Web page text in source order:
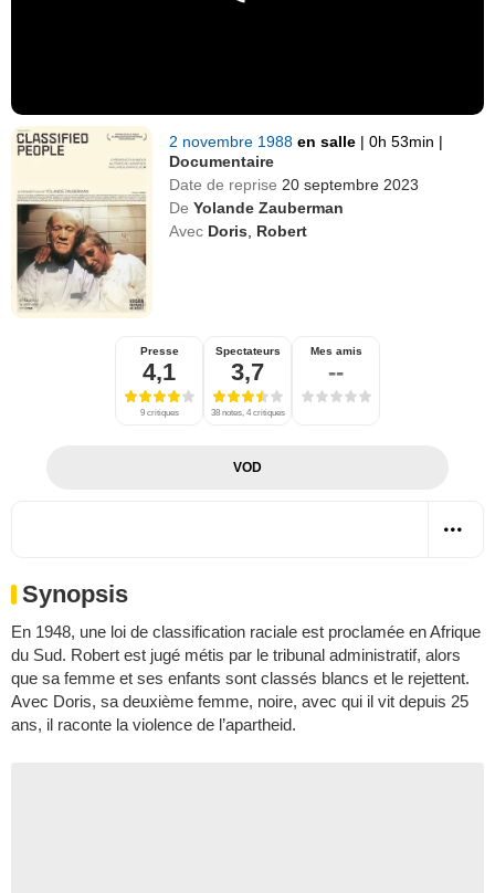
2 novembre 1988en salle | 0h 53min |
Documentaire
Date de reprise 20 septembre 2023
De Yolande Zauberman
Avec Doris Robert
Presse
4,1
9 critiques
Spectateurs
3,7
38 notes, 4 critiques
Mes amis
--
VOD
Synopsis
En 1948, une loi de classification raciale est proclamée en Afrique
du Sud. Robert est jugé métis par le tribunal administratif, alors
que sa femme et ses enfants sont classés blancs et le rejettent.
Avec Doris, sa deuxième femme, noire, avec qui il vit depuis 25
ans, il raconte la violence de l’apartheid.